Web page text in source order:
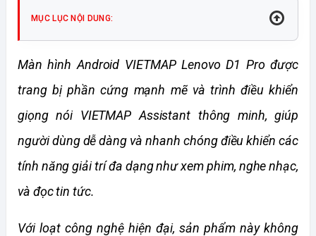
MỤC LỤC NỘI DUNG:
Màn hình Android VIETMAP Lenovo D1 Pro được
trang bị phần cứng mạnh mẽ và trình điều khiển
giọng nói VIETMAP Assistant thông minh, giúp
người dùng dễ dàng và nhanh chóng điều khiển các
tính năng giải trí đa dạng như xem phim, nghe nhạc,
và đọc tin tức.
Với loạt công nghệ hiện đại, sản phẩm này không